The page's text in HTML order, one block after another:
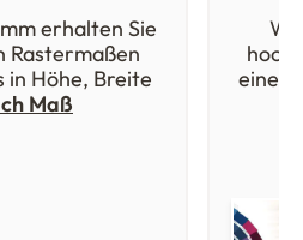
erhalten Sie
Rastermaßen
in Höhe, Breite
Maß
einer